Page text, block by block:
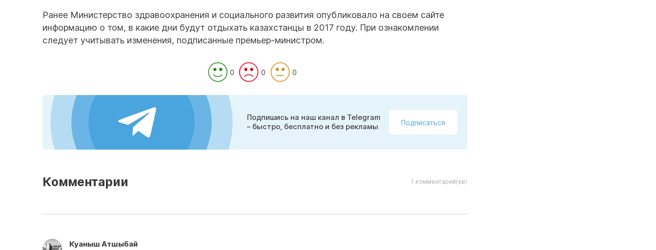
Ранее Министерство здравоохранения и социального развития опубликовало на своем сайте
информацию о том, в какие дни будут отдыхать казахстанцы в 2017 году. При ознакомлении
следует учитывать изменения, подписанные премьер-министром.
0 0 0
Подпишись на наш канал в Telegram
– быстро, бесплатно и без рекламы
Подписаться
Комментарии 1 комментарий(ев)
Куаныш Атшыбай